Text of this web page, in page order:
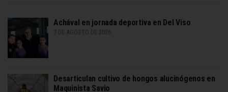
Achával en jornada deportiva en Del Viso
7 DE AGOSTO DE 2026
Desarticulan cultivo de hongos alucinógenos en
Maquinista Savio